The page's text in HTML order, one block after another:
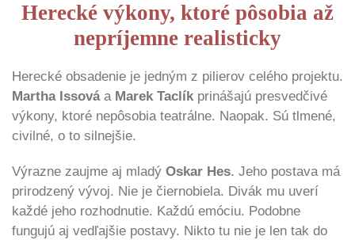
Herecké výkony, ktoré pôsobia až
nepríjemne realisticky
Herecké obsadenie je jedným z pilierov celého projektu.
Martha Issováa Marek Taclíkprinášajú presvedčivé
výkony, ktoré nepôsobia teatrálne. Naopak. Sú tlmené,
civilné, o to silnejšie.
Výrazne zaujme aj mladý Oskar Hes. Jeho postava má
prirodzený vývoj. Nie je čiernobiela. Divák mu uverí
každé jeho rozhodnutie. Každú emóciu. Podobne
fungujú aj vedľajšie postavy. Nikto tu nie je len tak do